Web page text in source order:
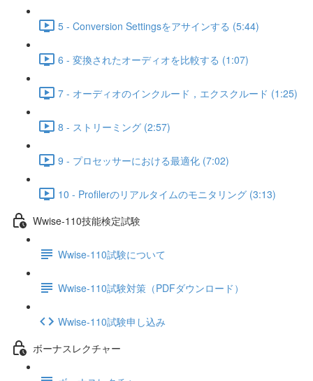
5 - Conversion Settingsをアサインする (5:44)
6 - 変換されたオーディオを比較する (1:07)
7 - オーディオのインクルード，エクスクルード (1:25)
8 - ストリーミング (2:57)
9 - プロセッサーにおける最適化 (7:02)
10 - Profilerのリアルタイムのモニタリング (3:13)
Wwise-110技能検定試験
Wwise-110試験について
Wwise-110試験対策（PDFダウンロード）
Wwise-110試験申し込み
ボーナスレクチャー